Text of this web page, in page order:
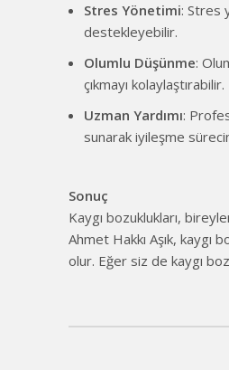
Stres Yönetimi: Stres
destekleyebilir.
Olumlu Düşünme:
çıkmayı kolaylaştırabilir.
Uzman Yardımı:
sunarak iyileşme
Sonuç
Kaygı bozuklukları,
Ahmet Hakkı Aşık, kaygı
olur. Eğer siz de kaygı